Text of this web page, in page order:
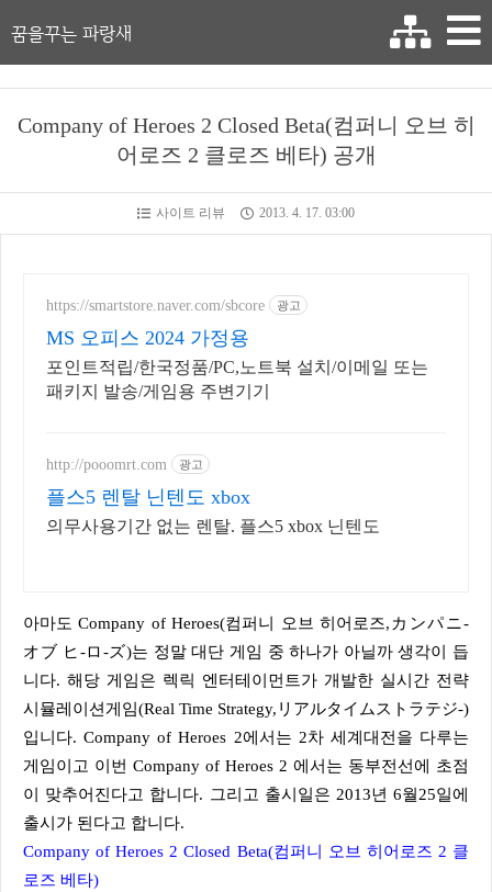
꿈을꾸는 파랑새
Company of Heroes 2 Closed Beta(컴퍼니 오브 히
어로즈 2 클로즈 베타) 공개
사이트 리뷰 2013. 4. 17. 03:00
https://smartstore.naver.com/sbcore 광고
MS 오피스 2024 가정용
포인트적립/한국정품/PC,노트북 설치/이메일 또는
패키지 발송/게임용 주변기기
http://pooomrt.com 광고
플스5 렌탈 닌텐도 xbox
의무사용기간 없는 렌탈. 플스5 xbox 닌텐도
아마도 Company of Heroes(컴퍼니 오브 히어로즈,カンパニ-
オブ ヒ-ロ-ズ)는 정말 대단 게임 중 하나가 아닐까 생각이 듭
니다. 해당 게임은 렉릭 엔터테이먼트가 개발한 실시간 전략
시뮬레이션게임(Real Time Strategy,リアルタイムストラテジ-)
입니다. Company of Heroes 2에서는 2차 세계대전을 다루는
게임이고 이번 Company of Heroes 2 에서는 동부전선에 초점
이 맞추어진다고 합니다. 그리고 출시일은 2013년 6월25일에
출시가 된다고 합니다.
Company of Heroes 2 Closed Beta(컴퍼니 오브 히어로즈 2 클
로즈 베타)